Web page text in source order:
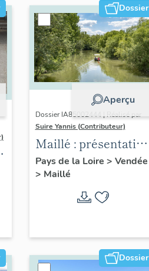
Dossier
Aperçu
Dossier IA85002444 | Réalisé par
Suire Yannis (Contributeur)
Maillé : présentation
de la commune
Pays de la Loire > Vendée
> Maillé
Dossier